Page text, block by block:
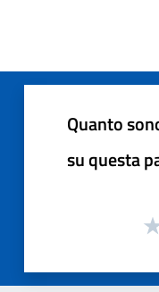
Quanto
su questa